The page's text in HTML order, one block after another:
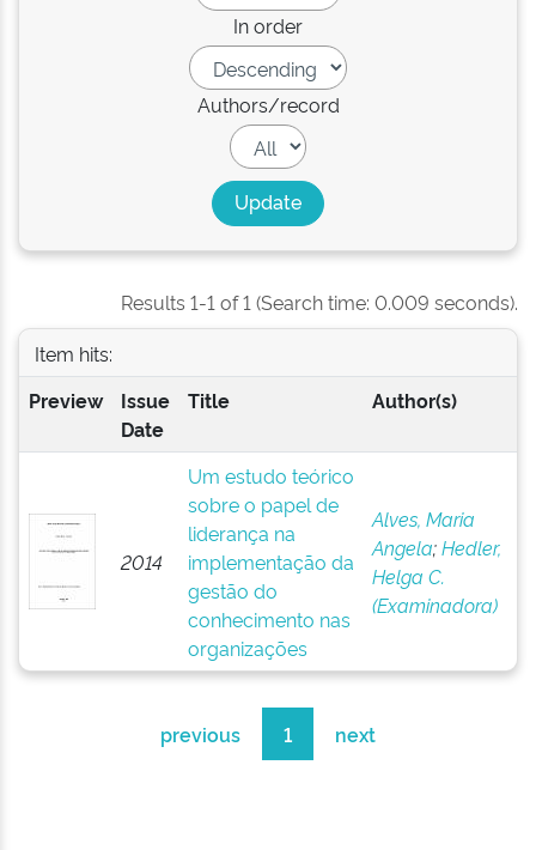
In order
Authors/record
Results 1-1 of 1 (Search time: 0.009 seconds).
Item hits:
Preview
Issue
Date
Title Author(s)
2014
Um estudo teórico
sobre o papel de
liderança na
implementação da
gestão do
conhecimento nas
organizações
Alves, Maria
Angela;Hedler,
Helga C.
(Examinadora)
previous 1 next